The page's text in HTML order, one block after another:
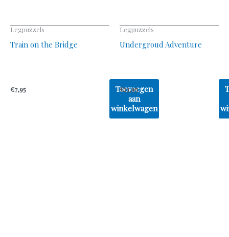
Legpuzzels
Train on the Bridge
€7,95
Toevoegen
aan
winkelwagen
Legpuzzels
Undergroud Adventure
€13,95